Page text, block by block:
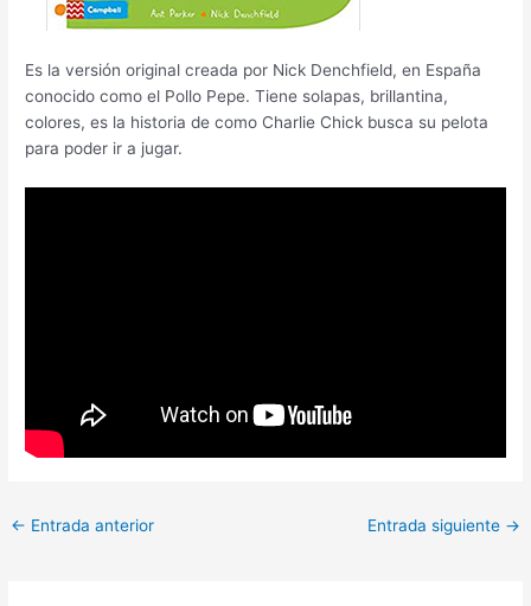
Es la versión original creada por Nick Denchfield, en España
conocido como el Pollo Pepe. Tiene solapas, brillantina,
colores, es la historia de como Charlie Chick busca su pelota
para poder ir a jugar.
← Entrada anterior Entrada siguiente →